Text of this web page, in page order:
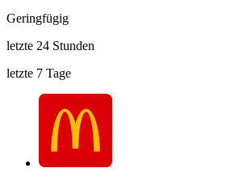
Geringfügig
letzte 24 Stunden
letzte 7 Tage